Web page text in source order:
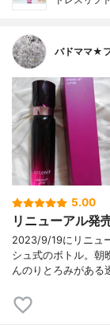
バドママ★
5.00
リニューアル発
2023/9/19にリニュ
シュ式のボトル。朝
んのりとろみがある